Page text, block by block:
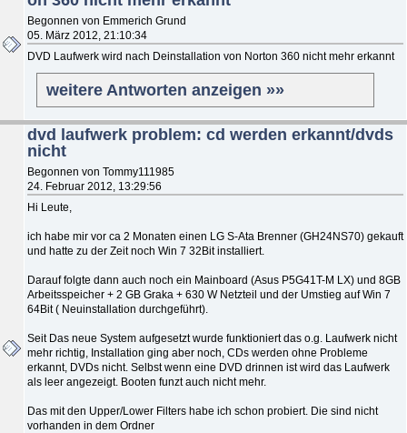
Begonnen von Emmerich Grund
05. März 2012, 21:10:34
DVD Laufwerk wird nach Deinstallation von Norton 360 nicht mehr erkannt
weitere Antworten anzeigen »»
dvd laufwerk problem: cd werden erkannt/dvds
nicht
Begonnen von Tommy111985
24. Februar 2012, 13:29:56
Hi Leute,
ich habe mir vor ca 2 Monaten einen LG S-Ata Brenner (GH24NS70) gekauft
und hatte zu der Zeit noch Win 7 32Bit installiert.
Darauf folgte dann auch noch ein Mainboard (Asus P5G41T-M LX) und 8GB
Arbeitsspeicher + 2 GB Graka + 630 W Netzteil und der Umstieg auf Win 7
64Bit ( Neuinstallation durchgeführt).
Seit Das neue System aufgesetzt wurde funktioniert das o.g. Laufwerk nicht
mehr richtig, Installation ging aber noch, CDs werden ohne Probleme
erkannt, DVDs nicht. Selbst wenn eine DVD drinnen ist wird das Laufwerk
als leer angezeigt. Booten funzt auch nicht mehr.
Das mit den Upper/Lower Filters habe ich schon probiert. Die sind nicht
vorhanden in dem Ordner